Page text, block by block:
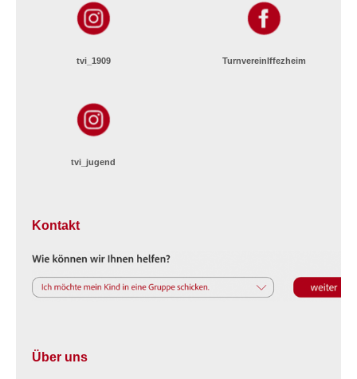
tvi_1909 TurnvereinIffezheim
tvi_jugend
Kontakt
Über uns